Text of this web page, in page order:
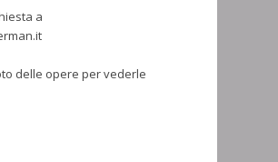
a
delle opere per vederle